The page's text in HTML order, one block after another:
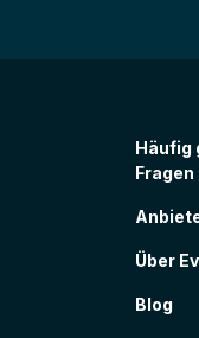
Häufig
Fragen
Über
Blog